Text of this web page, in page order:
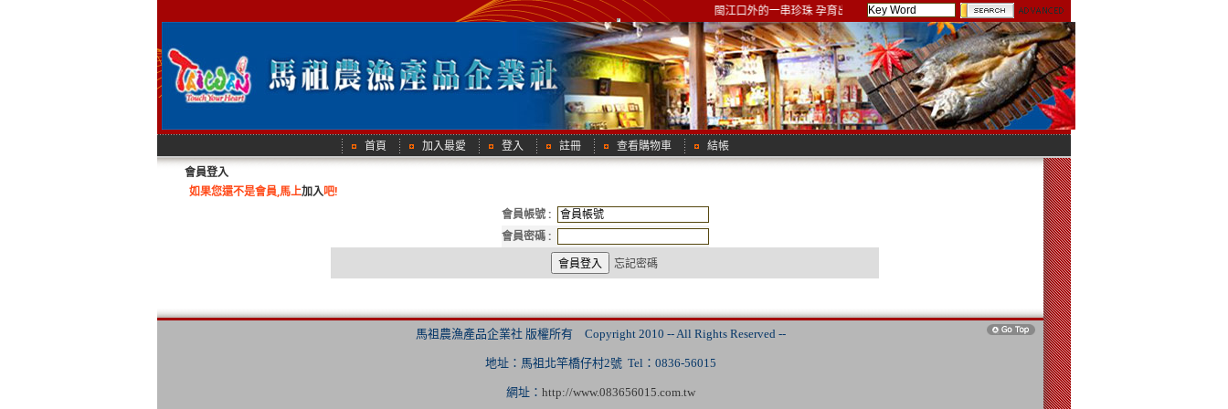
閩江口外的一串珍珠 孕育出肉質如豆腐般口感的珍品食材 馬祖黃魚 最好的推薦 希望你們也會喜歡
首頁 加入最愛 登入 註冊 查看購物車 結帳
會員登入
如果您還不是會員,馬上加入吧!
會員帳號 :
會員密碼 :
忘記密碼
馬祖農漁產品企業社 版權所有 Copyright 2010 -- All Rights Reserved --
地址：馬祖北竿橋仔村2號 Tel：0836-56015
網址： http://www.083656015.com.tw